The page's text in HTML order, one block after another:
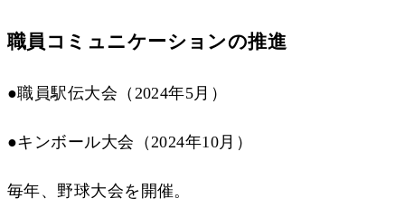
職員コミュニケーションの推進
●職員駅伝大会（2024年5月）
●キンボール大会（2024年10月）
毎年、野球大会を開催。